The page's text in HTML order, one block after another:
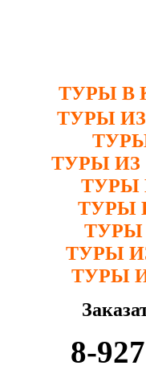
ТУРЫ В
ТУРЫ
ТУРЫ ИЗ
ТУРЫ
ТУРЫ
ТУРЫ
ТУРЫ
ТУРЫ
8-